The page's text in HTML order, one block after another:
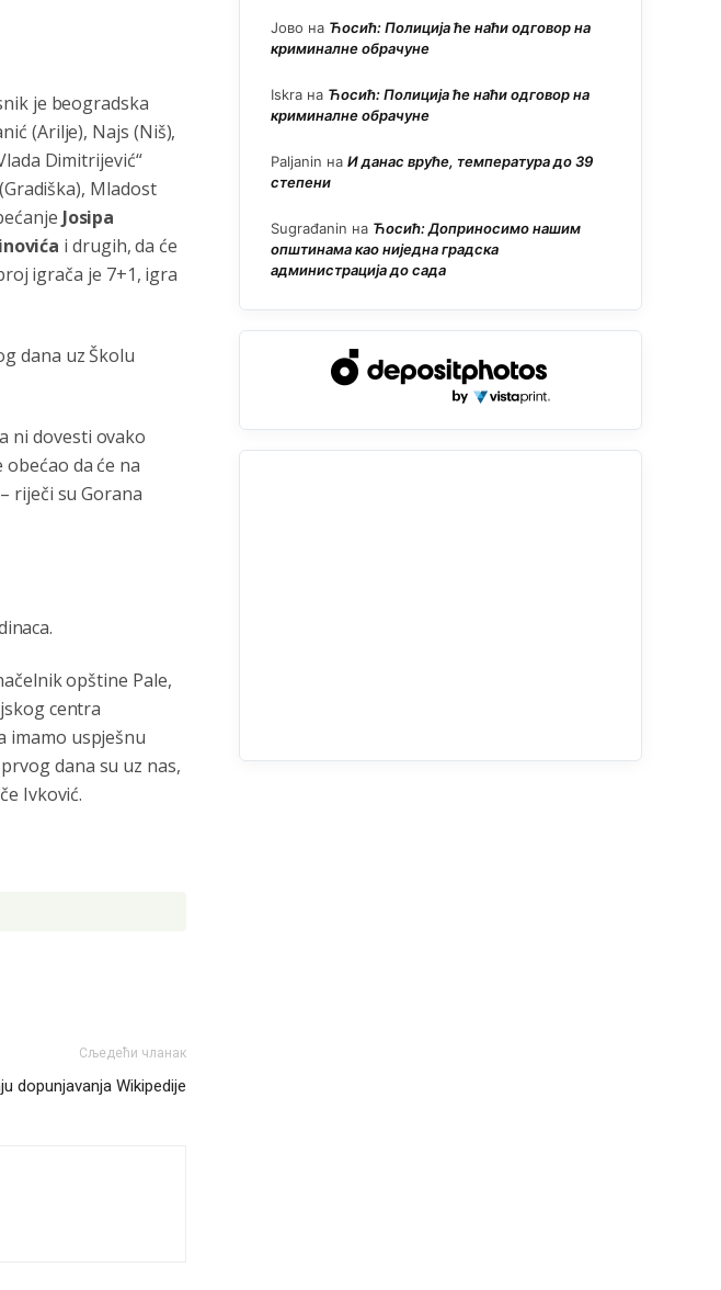
je beogradska
(Arilje), Najs (Niš),
Dimitrijević“
Mladost
Josipa
i drugih, da će
igrača je 7+1, igra
dana uz Školu
ni dovesti ovako
da će na
riječi su Gorana
opštine Pale,
centra
imamo uspješnu
dana su uz nas,
Ivković.
Сљедећи чланак
dopunjavanja Wikipedije
Јово на Ћосић: Полиција ће наћи одговор на
криминалне обрачуне
Iskra на Ћосић: Полиција ће наћи одговор на
криминалне обрачуне
Paljanin на И данас вруће, температура до 39
степени
Sugrađanin на Ћосић: Доприносимо нашим
општинама као ниједна градска
администрација до сада